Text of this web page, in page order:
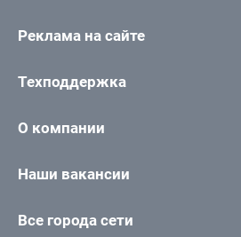
Реклама на сайте
Техподдержка
О компании
Наши вакансии
Все города сети